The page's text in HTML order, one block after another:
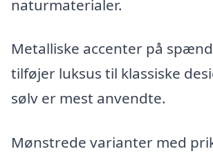
naturmaterialer.
Metalliske accenter på
tilføjer luksus til klassiske
sølv er mest anvendte.
Mønstrede varianter med